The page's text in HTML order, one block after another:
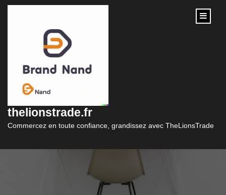
content
thelionstrade.fr
Commercez en toute confiance, grandissez avec TheLionsTrade
Découvrez l’Élégance
Intemporelle chez
Bijou Boutique